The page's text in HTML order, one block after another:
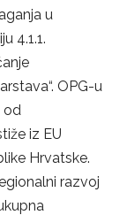
u
4.1.1.
OPG-u
od
iz EU
Hrvatske.
razvoj